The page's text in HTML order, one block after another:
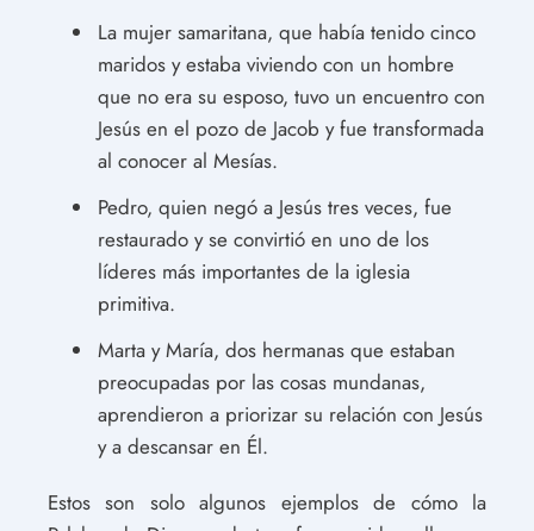
La mujer samaritana, que había tenido cinco
maridos y estaba viviendo con un hombre
que no era su esposo, tuvo un encuentro con
Jesús en el pozo de Jacob y fue transformada
al conocer al Mesías.
Pedro, quien negó a Jesús tres veces, fue
restaurado y se convirtió en uno de los
líderes más importantes de la iglesia
primitiva.
Marta y María, dos hermanas que estaban
preocupadas por las cosas mundanas,
aprendieron a priorizar su relación con Jesús
y a descansar en Él.
Estos son solo algunos ejemplos de cómo la